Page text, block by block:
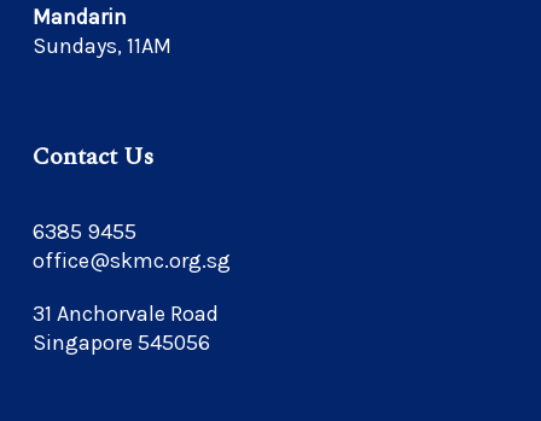
Mandarin
Sundays, 11AM
Contact Us
6385 9455
office@skmc.org.sg
31 Anchorvale Road
Singapore 545056